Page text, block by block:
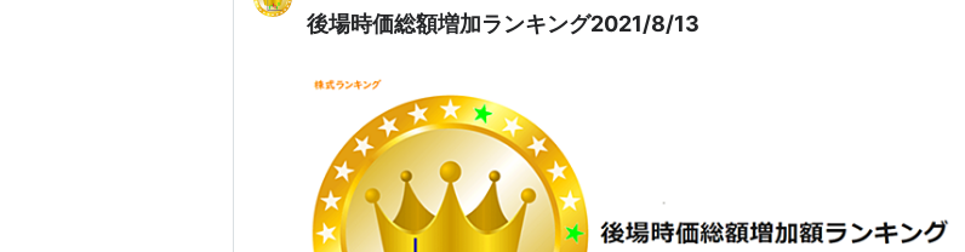
後場時価総額増加ランキング2021/8/13